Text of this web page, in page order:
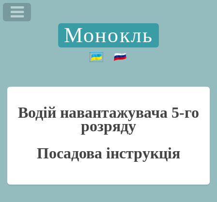
Монокль
Водій навантажувача 5-го
розряду
Посадова інструкція